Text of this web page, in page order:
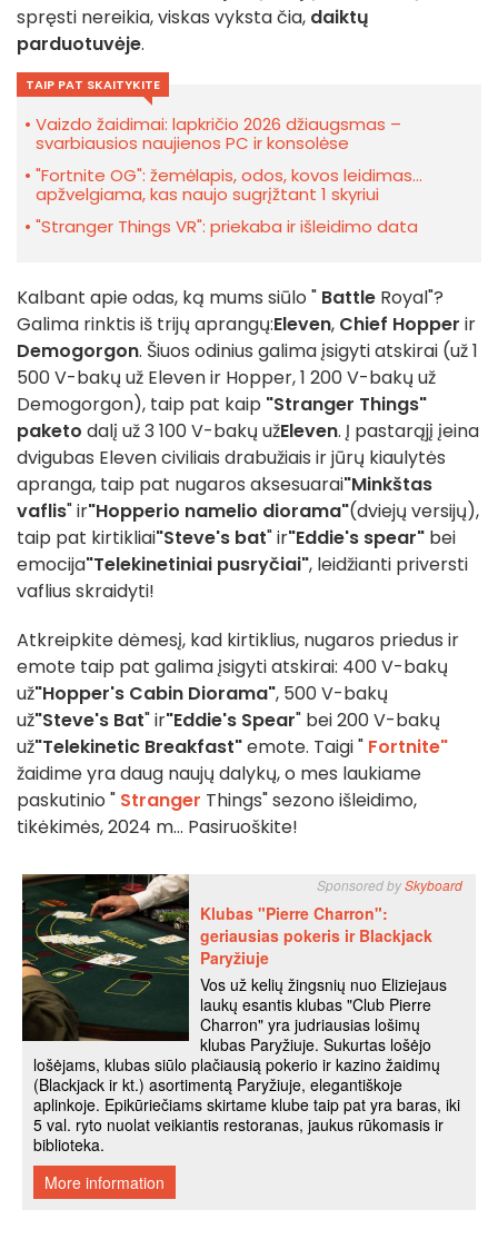
spręsti nereikia, viskas vyksta čia, daiktų
parduotuvėje.
TAIP PAT SKAITYKITE
Vaizdo žaidimai: lapkričio 2026 džiaugsmas –
svarbiausios naujienos PC ir konsolėse
"Fortnite OG": žemėlapis, odos, kovos leidimas...
apžvelgiama, kas naujo sugrįžtant 1 skyriui
"Stranger Things VR": priekaba ir išleidimo data
Kalbant apie odas, ką mums siūlo " Battle Royal"?
Galima rinktis iš trijų aprangų:Eleven, Chief Hopper ir
Demogorgon. Šiuos odinius galima įsigyti atskirai (už 1
500 V-bakų už Eleven ir Hopper, 1 200 V-bakų už
Demogorgon), taip pat kaip "Stranger Things"
paketo dalį už 3 100 V-bakų užEleven. Į pastarąjį įeina
dvigubas Eleven civiliais drabužiais ir jūrų kiaulytės
apranga, taip pat nugaros aksesuarai"Minkštas
vaflis" ir"Hopperio namelio diorama"(dviejų versijų),
taip pat kirtikliai"Steve's bat" ir"Eddie's spear" bei
emocija"Telekinetiniai pusryčiai", leidžianti priversti
vaflius skraidyti!
Atkreipkite dėmesį, kad kirtiklius, nugaros priedus ir
emote taip pat galima įsigyti atskirai: 400 V-bakų
už"Hopper's Cabin Diorama", 500 V-bakų
už"Steve's Bat" ir"Eddie's Spear" bei 200 V-bakų
už"Telekinetic Breakfast"emote. Taigi " Fortnite"
žaidime yra daug naujų dalykų, o mes laukiame
paskutinio " Stranger Things" sezono išleidimo,
tikėkimės, 2024 m... Pasiruoškite!